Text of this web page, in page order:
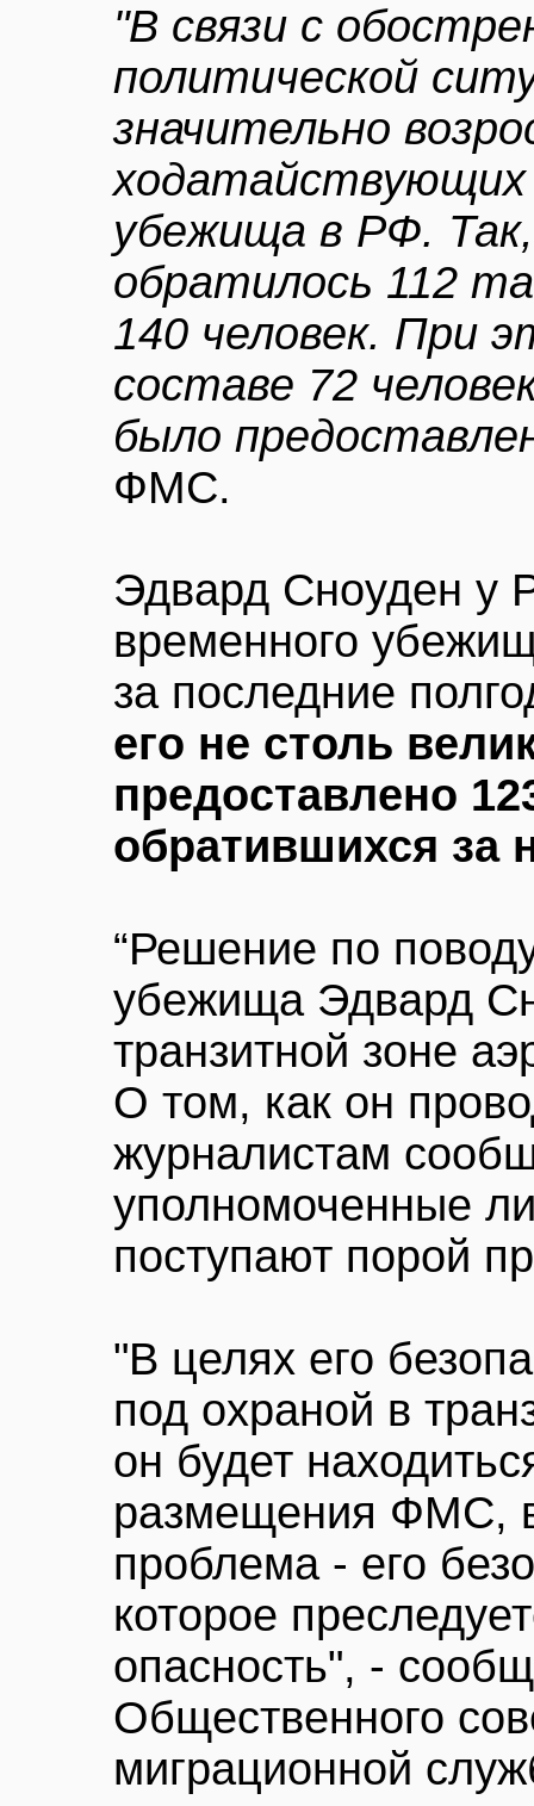
"В связи с
политической
значительно
ходатайствующих
убежища в РФ.
обратилось 112
140 человек. При
составе 72
было
ФМС.
Эдвард Сноуден у
временного
за последние
его не столь
предоставлено
обратившихся за
“Решение по
убежища Эдвард
транзитной зоне
О том, как он
журналистам
уполномоченные
поступают порой
"В целях его
под охраной в
он будет
размещения ФМС,
проблема - его
которое
опасность", -
Общественного
миграционной